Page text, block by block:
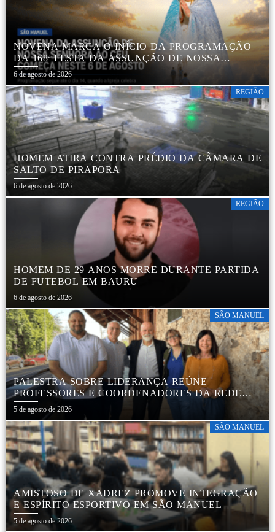
NOVENA MARCA O INÍCIO DA PROGRAMAÇÃO
DA 168ª FESTA DA ASSUNÇÃO DE NOSSA
SENHORA AO CÉU EM APARECIDA DE SÃO
MANUEL
6 de agosto de 2026
REGIÃO
HOMEM ATIRA CONTRA PRÉDIO DA CÂMARA DE
SALTO DE PIRAPORA
6 de agosto de 2026
REGIÃO
HOMEM DE 29 ANOS MORRE DURANTE PARTIDA
DE FUTEBOL EM BAURU
6 de agosto de 2026
SÃO MANUEL
PALESTRA SOBRE LIDERANÇA REÚNE
PROFESSORES E COORDENADORES DA REDE
MUNICIPAL
5 de agosto de 2026
SÃO MANUEL
AMISTOSO DE XADREZ PROMOVE INTEGRAÇÃO
E ESPÍRITO ESPORTIVO EM SÃO MANUEL
5 de agosto de 2026